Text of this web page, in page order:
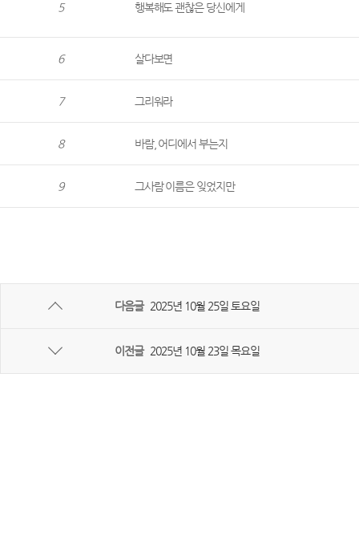
5 행복해도 괜찮은 당신에게
6 살다보면
7 그리워라
8 바람, 어디에서 부는지
9 그사람 이름은 잊었지만
다음글 2025년 10월 25일 토요일
이전글 2025년 10월 23일 목요일